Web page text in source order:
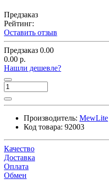
Предзаказ
Рейтинг:
Оставить отзыв
Предзаказ 0.00
0.00 р.
Нашли дешевле?
Производитель: MewLite
Код товара: 92003
Качество
Доставка
Оплата
Обмен